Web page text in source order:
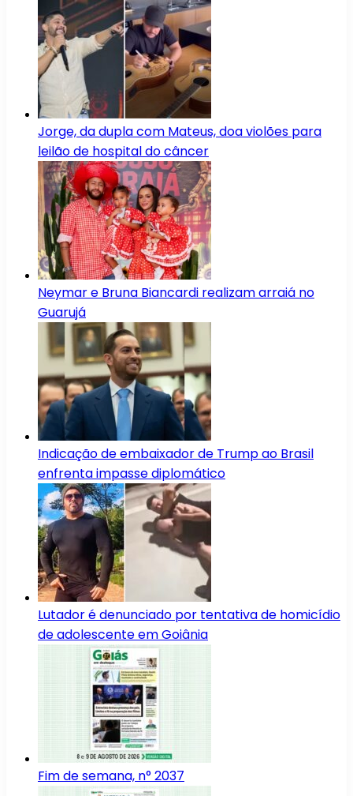
Jorge, da dupla com Mateus, doa violões para
leilão de hospital do câncer
Neymar e Bruna Biancardi realizam arraiá no
Guarujá
Indicação de embaixador de Trump ao Brasil
enfrenta impasse diplomático
Lutador é denunciado por tentativa de homicídio
de adolescente em Goiânia
Fim de semana, n° 2037